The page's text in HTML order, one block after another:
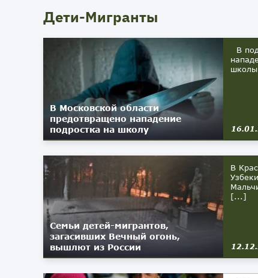
Дети-Мигранты
В Московской области
предотвращено нападение
подростка на школу
В
Семьи детей-мигрантов,
загасивших Вечный огонь,
вышлют из России
В
[...]